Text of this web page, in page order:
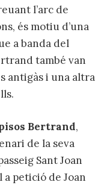
l’arc de
és motiu d’una
a banda del
també van
antigàs i una altra
Bertrand,
de la seva
Sant Joan
petició de Joan